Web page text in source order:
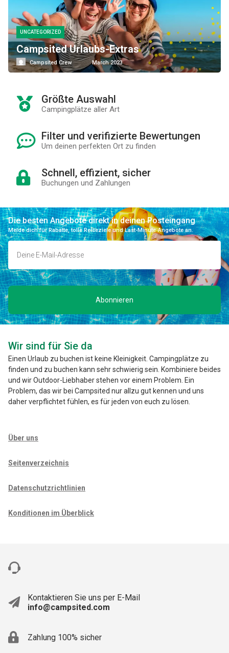
UNCATEGORIZED
Campsited Urlaubs-Extras
Campsited Crew March 2023
Größte Auswahl
Campingplätze aller Art
Filter und verifizierte Bewertungen
Um deinen perfekten Ort zu finden
Schnell, effizient, sicher
Buchungen und Zahlungen
Die besten Angebote direkt in deinen Posteingang
Melde dich für Rabatte, tolle Reiseziele und Last-Minute-Angebote an.
Abonnieren
Wir sind für Sie da
Einen Urlaub zu buchen ist keine Kleinigkeit. Campingplätze zu
finden und zu buchen kann sehr schwierig sein. Kombiniere beides
und wir Outdoor-Liebhaber stehen vor einem Problem. Ein
Problem, das wir bei Campsited nur allzu gut kennen und uns
daher verpflichtet fühlen, es für jeden von euch zu lösen.
Über uns
Seitenverzeichnis
Datenschutzrichtlinien
Konditionen im Überblick
Kontaktieren Sie uns per E-Mail
info@campsited.com
Zahlung 100% sicher